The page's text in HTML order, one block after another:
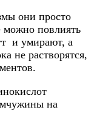
они просто
можно повлиять
и умирают, а
не растворятся,
на